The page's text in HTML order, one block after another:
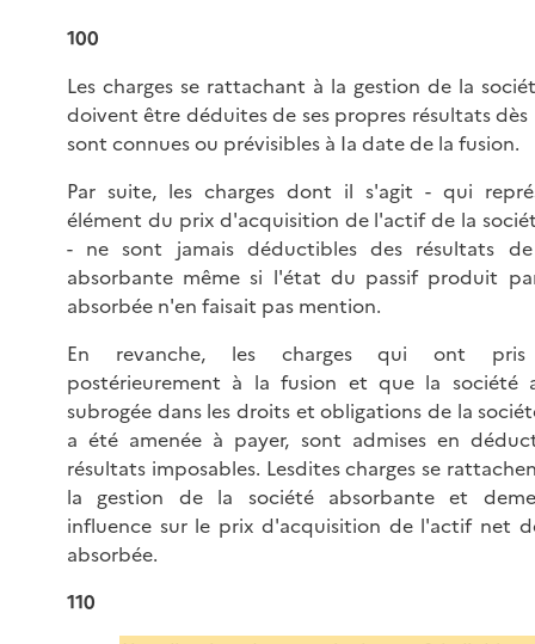
100
Les charges se rattachant à la gestion de la
doivent être déduites de ses propres résultats dès
sont connues ou prévisibles à Ia date de la fusion.
Par suite, les charges dont il s'agit - qui
élément du prix d'acquisition de l'actif de la
- ne sont jamais déductibles des résultats
absorbante même si l'état du passif produit
absorbée n'en faisait pas mention.
En revanche, les charges qui ont pris
postérieurement à la fusion et que la société
subrogée dans les droits et obligations de la
a été amenée à payer, sont admises en
résultats imposables. Lesdites charges se
la gestion de la société absorbante et
influence sur le prix d'acquisition de l'actif net
absorbée.
110